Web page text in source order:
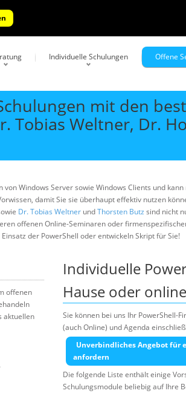
Individuelle Schulungen Offene
mit den
Tobias Weltner, Dr.
Windows Server sowie Windows Clients und
damit Sie sie überhaupt effektiv nutzen
Dr. Tobias Weltner undThorsten Butz sind nicht
offenen Online-Seminaren oder
der PowerShell oder entwickeln Skript für Sie!
offenen
aktuellen
Individuelle
Hause oder
Sie können bei uns Ihr PowerShell-
(auch Online) und Agenda
Unverbindliches Angebot für
anfordern
Die folgende Liste enthält einige
Schulungsmodule beliebig auf Ihre